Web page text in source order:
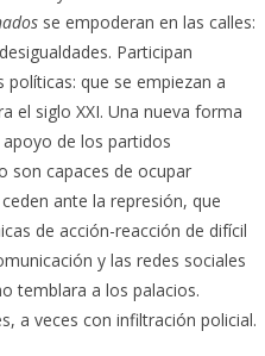
se empoderan en las calles:
Participan
que se empiezan a
el siglo XXI. Una nueva forma
de los partidos
son capaces de ocupar
ante la represión, que
de acción-reacción de difícil
y las redes sociales
temblara a los palacios.
a veces con infiltración policial.